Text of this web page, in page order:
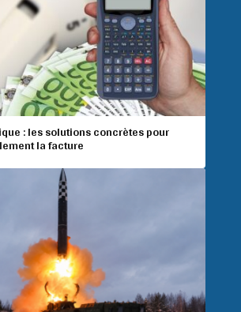
: les solutions concrètes pour
la facture